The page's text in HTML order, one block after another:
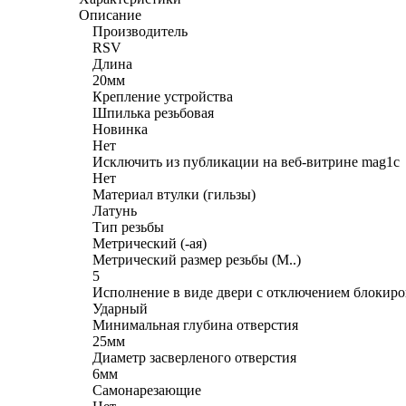
Описание
Производитель
RSV
Длина
20мм
Крепление устройства
Шпилька резьбовая
Новинка
Нет
Исключить из публикации на веб-витрине mag1c
Нет
Материал втулки (гильзы)
Латунь
Тип резьбы
Метрический (-ая)
Метрический размер резьбы (М..)
5
Исполнение в виде двери с отключением
Ударный
Минимальная глубина отверстия
25мм
Диаметр засверленого отверстия
6мм
Самонарезающие